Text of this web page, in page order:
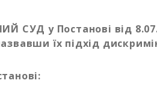
СУД у Постанові від
їх підхід